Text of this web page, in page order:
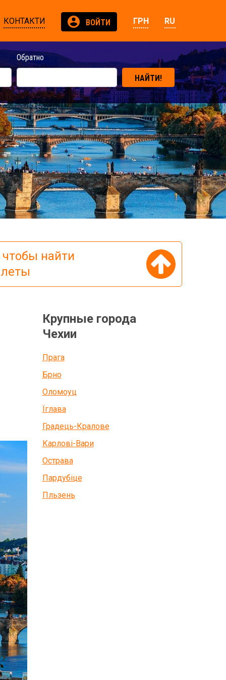
КОНТАКТИ ВОЙТИ ГРН RU
Обратно
НАЙТИ!
найти
Крупные города
Чехии
Прага
Брно
Оломоуц
Їглава
Градець-Кралове
Карлові-Вари
Острава
Пардубіце
Пльзень